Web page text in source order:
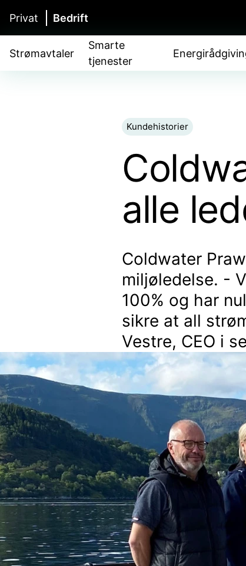
Privat Bedrift
Strømavtaler
Smarte
tjenester
Kundehistorier
alle
Coldwater
miljøledelse. -
100% og har
sikre at all
Vestre, CEO i